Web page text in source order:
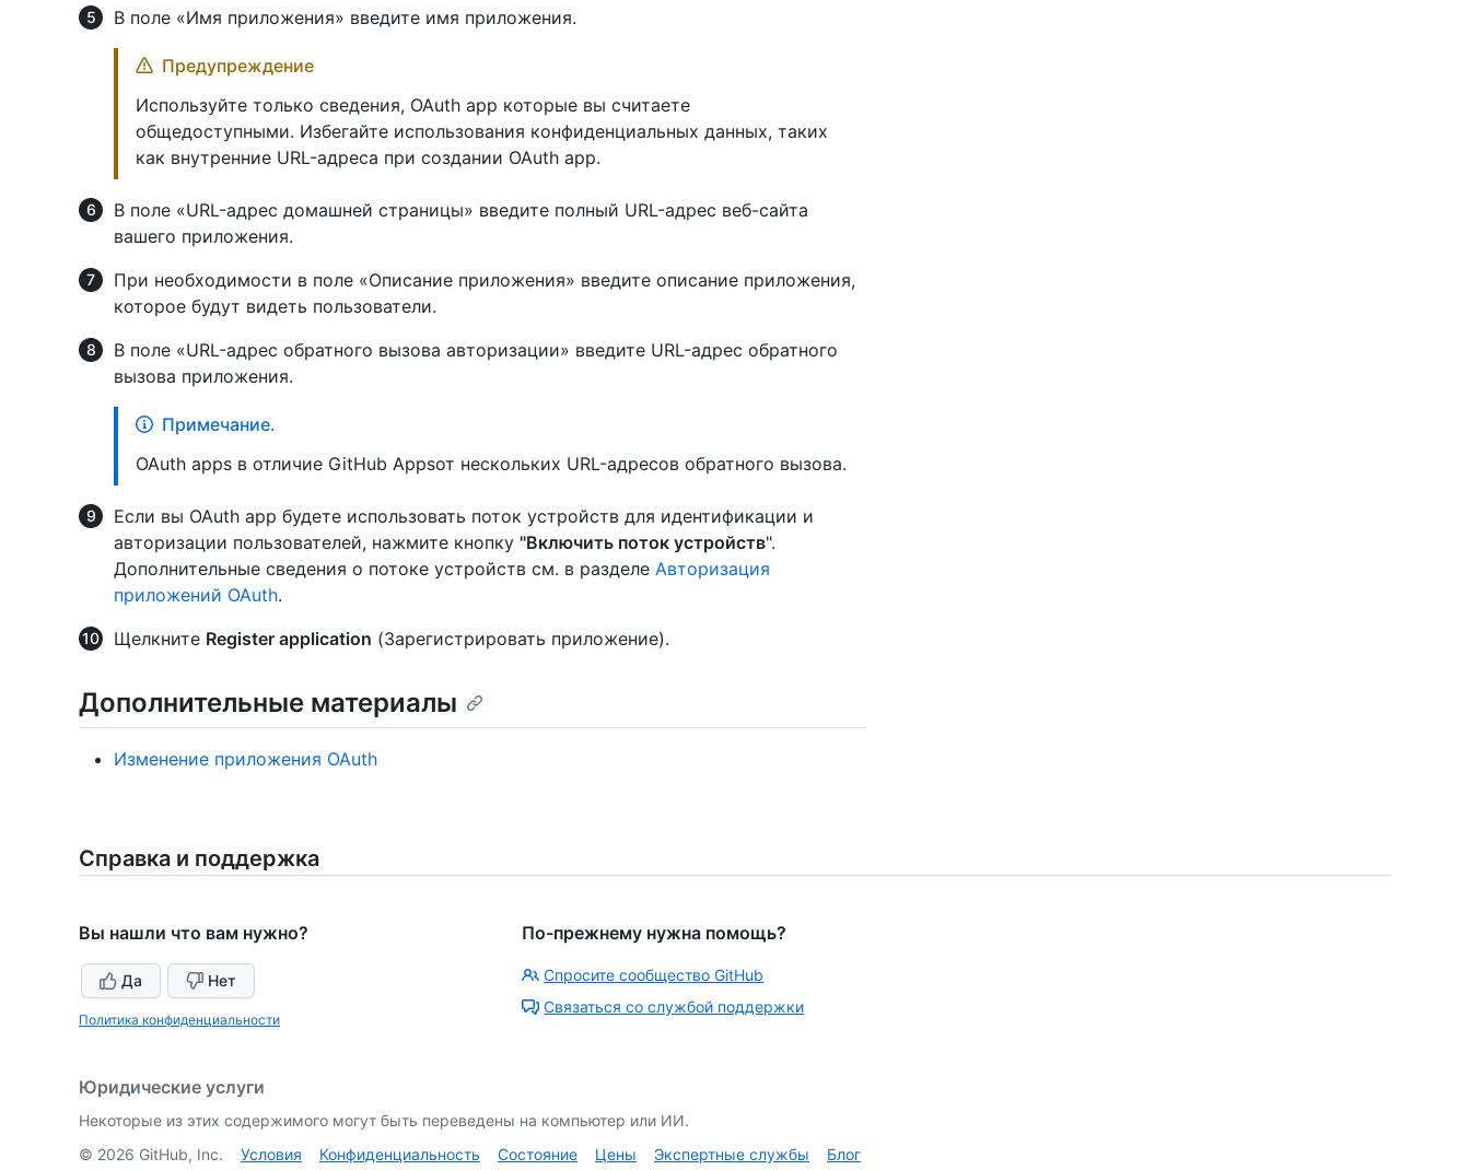
В поле «Имя приложения» введите имя приложения.
Предупреждение
Используйте только сведения, OAuth app которые вы считаете
общедоступными. Избегайте использования конфиденциальных данных, таких
как внутренние URL-адреса при создании OAuth app.
В поле «URL-адрес домашней страницы» введите полный URL-адрес веб-сайта
вашего приложения.
При необходимости в поле «Описание приложения» введите описание приложения,
которое будут видеть пользователи.
В поле «URL-адрес обратного вызова авторизации» введите URL-адрес обратного
вызова приложения.
Примечание.
OAuth apps в отличие GitHub Appsот нескольких URL-адресов обратного вызова.
Если вы OAuth app будете использовать поток устройств для идентификации и
авторизации пользователей, нажмите кнопку "Включить поток устройств".
Дополнительные сведения о потоке устройств см. в разделе Авторизация
приложений OAuth.
Щелкните Register application (Зарегистрировать приложение).
Дополнительные материалы
Изменение приложения OAuth
Справка и поддержка
Вы нашли что вам нужно?
Да Нет
Политика конфиденциальности
По-прежнему нужна помощь?
Спросите сообщество GitHub
Связаться со службой поддержки
Юридические услуги
Некоторые из этих содержимого могут быть переведены на компьютер или ИИ.
© 2026 GitHub, Inc. Условия Конфиденциальность Состояние Цены Экспертные службы Блог